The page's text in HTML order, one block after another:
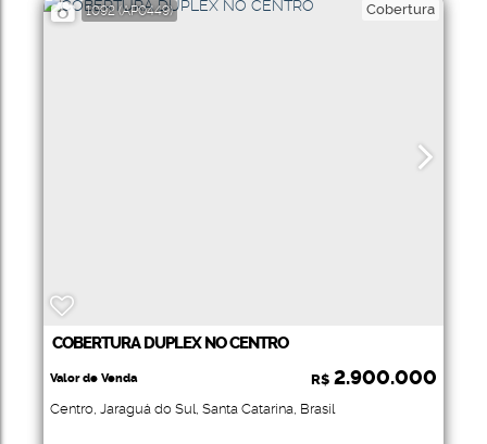
1092 (AP0449) Cobertura
COBERTURA DUPLEX NO CENTRO
R$ 2.900.000
Valor de Venda
Centro, Jaraguá do Sul, Santa Catarina, Brasil